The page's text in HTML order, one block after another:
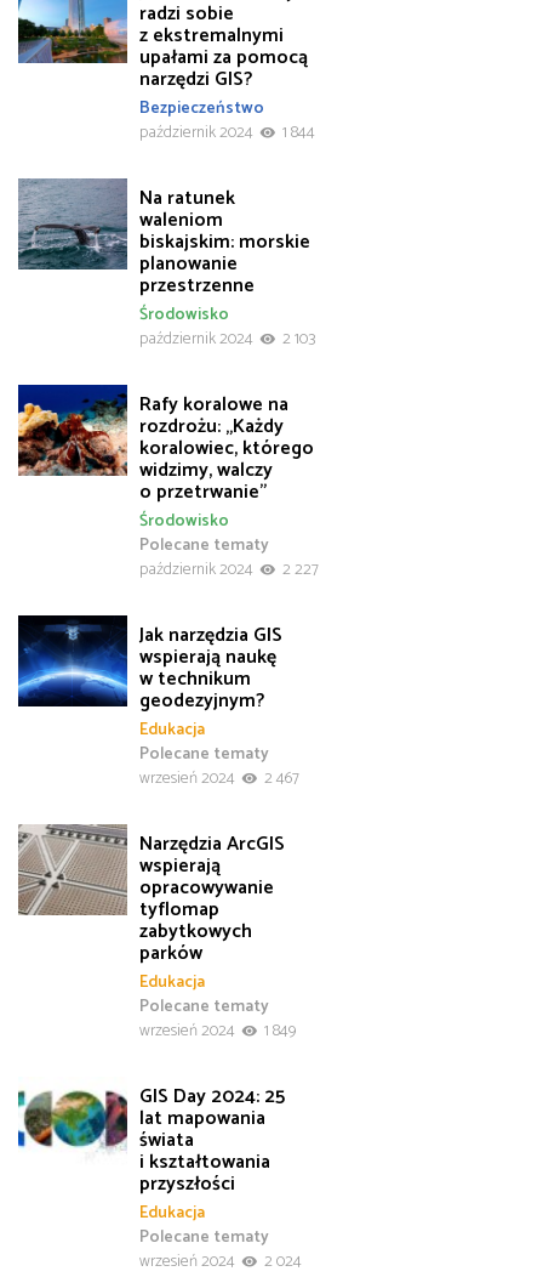
radzi sobie
z ekstremalnymi
upałami za pomocą
narzędzi GIS?
Bezpieczeństwo
październik 2024
1 844
Na ratunek
waleniom
biskajskim: morskie
planowanie
przestrzenne
Środowisko
październik 2024
2 103
Rafy koralowe na
rozdrożu: „Każdy
koralowiec, którego
widzimy, walczy
o przetrwanie”
Polecane tematy
Środowisko
październik 2024
2 227
Jak narzędzia GIS
wspierają naukę
w technikum
geodezyjnym?
Edukacja
Polecane tematy
wrzesień 2024
2 467
Narzędzia ArcGIS
wspierają
opracowywanie
tyflomap
zabytkowych
parków
Edukacja
Polecane tematy
wrzesień 2024
1 849
GIS Day 2024: 25
lat mapowania
świata
i kształtowania
przyszłości
Edukacja
Polecane tematy
wrzesień 2024
2 024